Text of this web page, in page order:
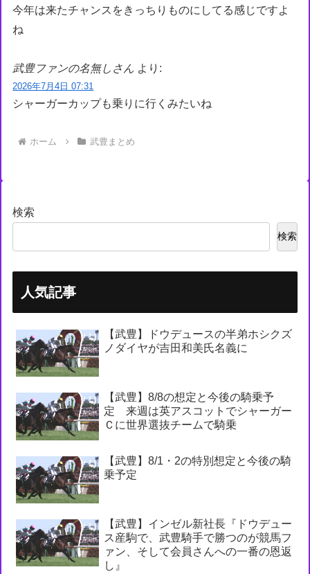
今年は来たチャンスをきっちりものにしてる感じですよ
ね
武豊ファンの名無しさん より:
2026年7月4日 07:31
シャーガーカップも乗りに行くみたいね
ホーム 武豊まとめ
検索
検索
人気記事
【武豊】ドウデュースの半弟ホシクズ
ノダイヤが吉田和美氏名義に
【武豊】8/8の想定と今後の騎乗予
定 来週は英アスコットでシャーガー
Ｃに世界選抜チームで騎乗
【武豊】8/1・2の特別想定と今後の騎
乗予定
【武豊】インゼル新社長『ドウデュー
ス産駒で、武豊騎手で勝つのが競馬フ
ァン、そして会員さんへの一番の恩返
し』